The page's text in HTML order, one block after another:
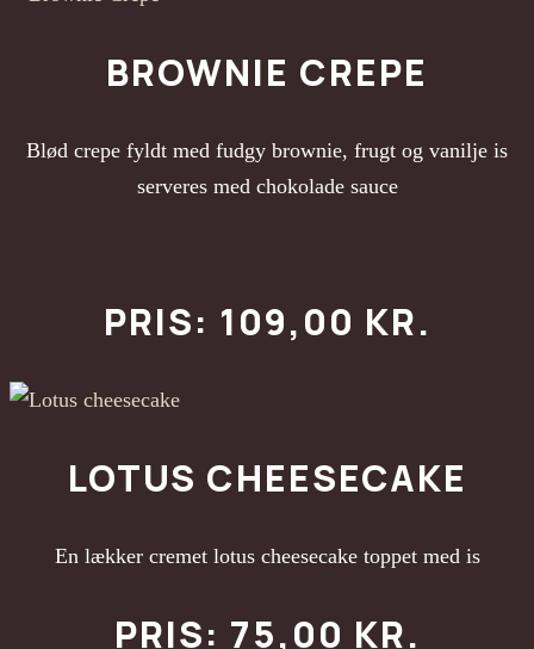
BROWNIE CREPE
Blød crepe fyldt med fudgy brownie, frugt og vanilje is
serveres med chokolade sauce
PRIS: 109,00 KR.
LOTUS CHEESECAKE
En lækker cremet lotus cheesecake toppet med is
PRIS: 75,00 KR.